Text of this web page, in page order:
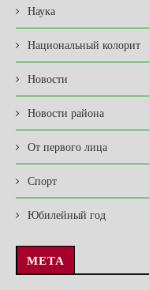
Наука
Национальный колорит
Новости
Новости района
От первого лица
Спорт
Юбилейный год
МЕТА